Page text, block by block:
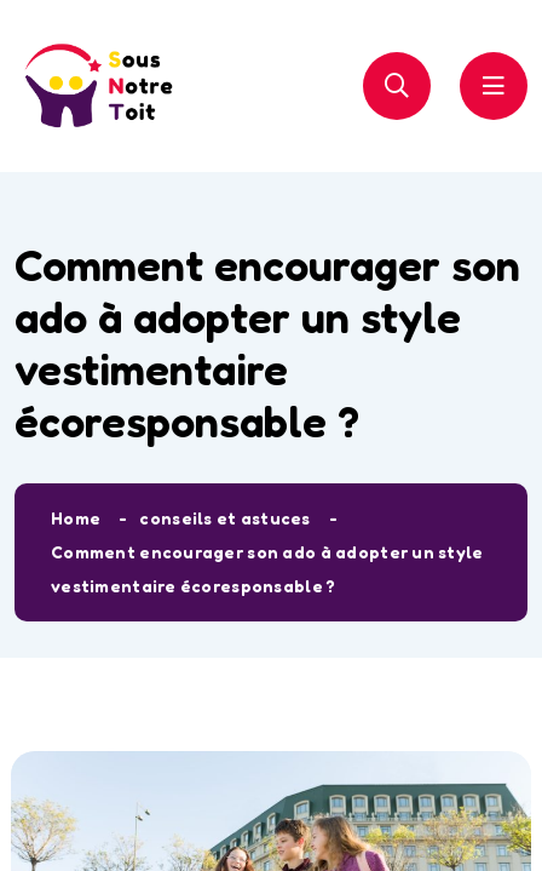
Comment encourager son
ado à adopter un style
vestimentaire
écoresponsable ?
Home
conseils et astuces
Comment encourager son ado à adopter un style
vestimentaire écoresponsable ?